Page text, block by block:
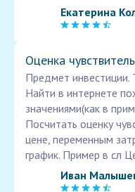
Екатерина
Оценка
Предмет инвестиции.
Найти в интернете
значениями(как в
Посчитать оценку
цене, переменным
график. Пример в сл
Иван